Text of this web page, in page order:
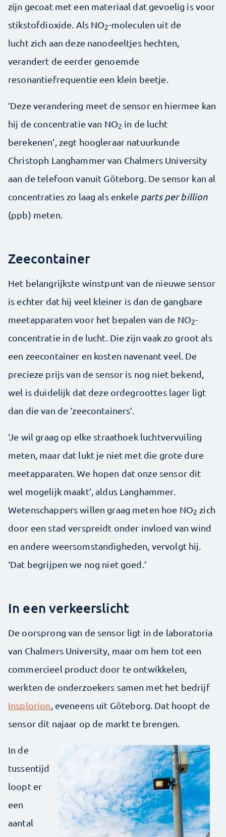
zijn gecoat met een materiaal dat gevoelig is voor
stikstofdioxide. Als NO2-moleculen uit de
lucht zich aan deze nanodeeltjes hechten,
verandert de eerder genoemde
resonantiefrequentie een klein beetje.
‘Deze verandering meet de sensor en hiermee kan
hij de concentratie van NO2 in de lucht
berekenen’, zegt hoogleraar natuurkunde
Christoph Langhammer van Chalmers University
aan de telefoon vanuit Göteborg. De sensor kan al
concentraties zo laag als enkele parts per billion
(ppb) meten.
Zeecontainer
Het belangrijkste winstpunt van de nieuwe sensor
is echter dat hij veel kleiner is dan de gangbare
meetapparaten voor het bepalen van de NO2-
concentratie in de lucht. Die zijn vaak zo groot als
een zeecontainer en kosten navenant veel. De
precieze prijs van de sensor is nog niet bekend,
wel is duidelijk dat deze ordegroottes lager ligt
dan die van de ‘zeecontainers’.
‘Je wil graag op elke straathoek luchtvervuiling
meten, maar dat lukt je niet met die grote dure
meetapparaten. We hopen dat onze sensor dit
wel mogelijk maakt’, aldus Langhammer.
Wetenschappers willen graag meten hoe NO2 zich
door een stad verspreidt onder invloed van wind
en andere weersomstandigheden, vervolgt hij.
‘Dat begrijpen we nog niet goed.’
In een verkeerslicht
De oorsprong van de sensor ligt in de laboratoria
van Chalmers University, maar om hem tot een
commercieel product door te ontwikkelen,
werkten de onderzoekers samen met het bedrijf
Insplorion , eveneens uit Göteborg. Dat hoopt de
sensor dit najaar op de markt te brengen.
In de
tussentijd
loopt er
een
aantal